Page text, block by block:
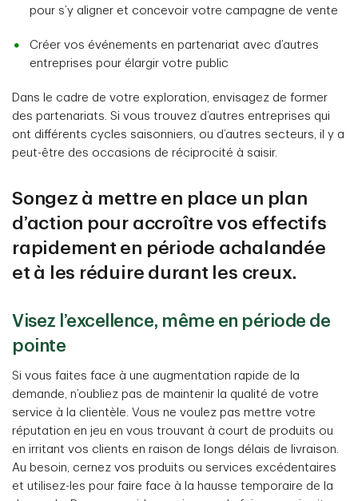
pour s’y aligner et concevoir votre campagne de vente
Créer vos événements en partenariat avec d’autres
entreprises pour élargir votre public
Dans le cadre de votre exploration, envisagez de former
des partenariats. Si vous trouvez d’autres entreprises qui
ont différents cycles saisonniers, ou d’autres secteurs, il y a
peut-être des occasions de réciprocité à saisir.
Songez à mettre en place un plan
d’action pour accroître vos effectifs
rapidement en période achalandée
et à les réduire durant les creux.
Visez l’excellence, même en période de
pointe
Si vous faites face à une augmentation rapide de la
demande, n’oubliez pas de maintenir la qualité de votre
service à la clientèle. Vous ne voulez pas mettre votre
réputation en jeu en vous trouvant à court de produits ou
en irritant vos clients en raison de longs délais de livraison.
Au besoin, cernez vos produits ou services excédentaires
et utilisez-les pour faire face à la hausse temporaire de la